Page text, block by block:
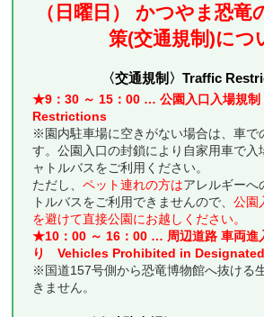
（日曜日） かつやま恐竜
策(交通規制)につ
〈交通規制〉Traffic
★9：30 ～ 15：00 … 公園入口入場規
Restrictions
※園内駐車場に空きがない場合は、車で
す。公園入口の封鎖により自家用車で入
ャトルバスをご利用ください。
ただし、ペット連れの方はアレルギーへ
トルバスをご利用できませんので、公園
を避けて直接公園にお越しください。
★10：00 ～ 16：00 … 周辺道路 車両進
り Vehicles Prohibited in
※国道157号側から恐竜博物館へ抜ける
きません。